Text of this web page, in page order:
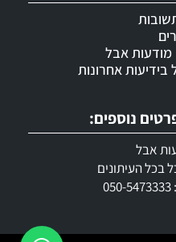
נוספים:
אבל
בכל העיתונים
מודעות אבל
בידיעות אחרונות